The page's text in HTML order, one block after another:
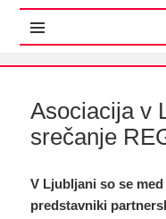
Asociacija v
srečanje
V Ljubljani so se
predstavniki